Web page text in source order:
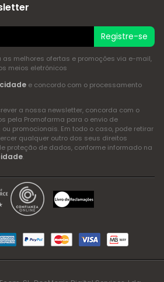
Registre-se
as melhores ofertas e promoções via e-mail,
meios eletrónicos
e concordo com o processamento
a nossa newsletter, concorda com o
pela Promofarma para o envio de
promocionais. Em todo o caso, pode retirar
qualquer outro dos seus direitos
proteção de dados, conforme informado na
.